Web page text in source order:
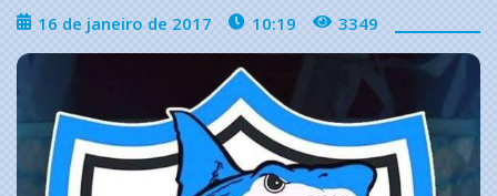
16 de janeiro de 2017 10:19 3349